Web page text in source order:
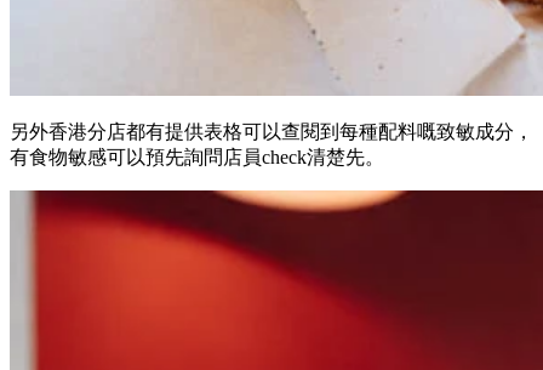
另外香港分店都有提供表格可以查閱到每種配料嘅致敏成分，
有食物敏感可以預先詢問店員check清楚先。